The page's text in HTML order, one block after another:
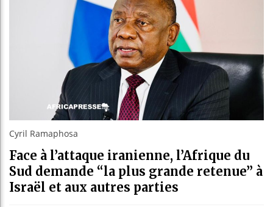
Ceuta :
Cyril Ramaphosa
Face à l’attaque iranienne, l’Afrique du
Sud demande “la plus grande retenue” à
Israël et aux autres parties